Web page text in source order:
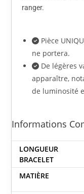
ranger.
Pièce
ne portera.
De légères
apparaître,
de luminosité
Informations
LONGUEUR
BRACELET
MATIÈRE